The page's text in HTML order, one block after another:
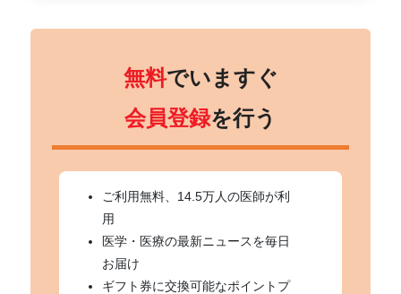
無料でいますぐ
会員登録を行う
ご利用無料、14.5万人の医師が利
用
医学・医療の最新ニュースを毎日
お届け
ギフト券に交換可能なポイントプ